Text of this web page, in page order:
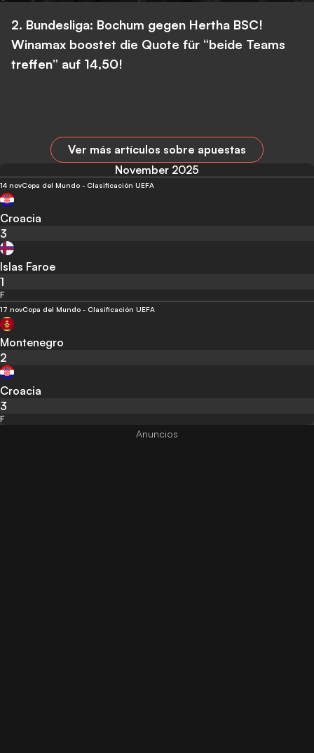
2. Bundesliga: Bochum gegen Hertha BSC!
Winamax boostet die Quote für “beide Teams
treffen” auf 14,50!
Ver más artículos sobre apuestas
November 2025
14 novCopa del Mundo - Clasificación UEFA
Croacia
3
Islas Faroe
1
F
17 novCopa del Mundo - Clasificación UEFA
Montenegro
2
Croacia
3
F